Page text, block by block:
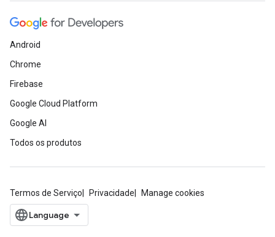
Android
Chrome
Firebase
Google Cloud Platform
Google AI
Todos os produtos
Termos de Serviço Privacidade Manage cookies